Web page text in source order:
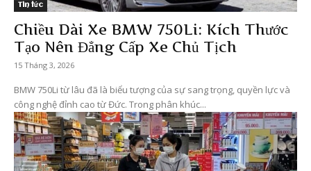
Tin tức
Chiều Dài Xe BMW 750Li: Kích Thước
Tạo Nên Đẳng Cấp Xe Chủ Tịch
15 Tháng 3, 2026
BMW 750Li từ lâu đã là biểu tượng của sự sang trọng, quyền lực và
công nghệ đỉnh cao từ Đức. Trong phân khúc...